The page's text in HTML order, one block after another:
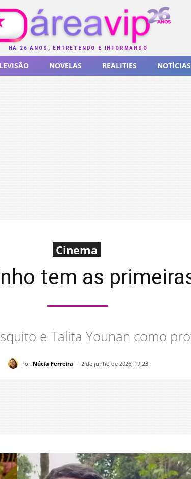
HÁ 26 ANOS, ENTRETENDO E INFORMANDO
NOVELAS REALITIES NOTÍCIAS
Cinema
tem as
e Talita Younan como
Por: Núcia Ferreira - 2 de junho de 2026, 19:23